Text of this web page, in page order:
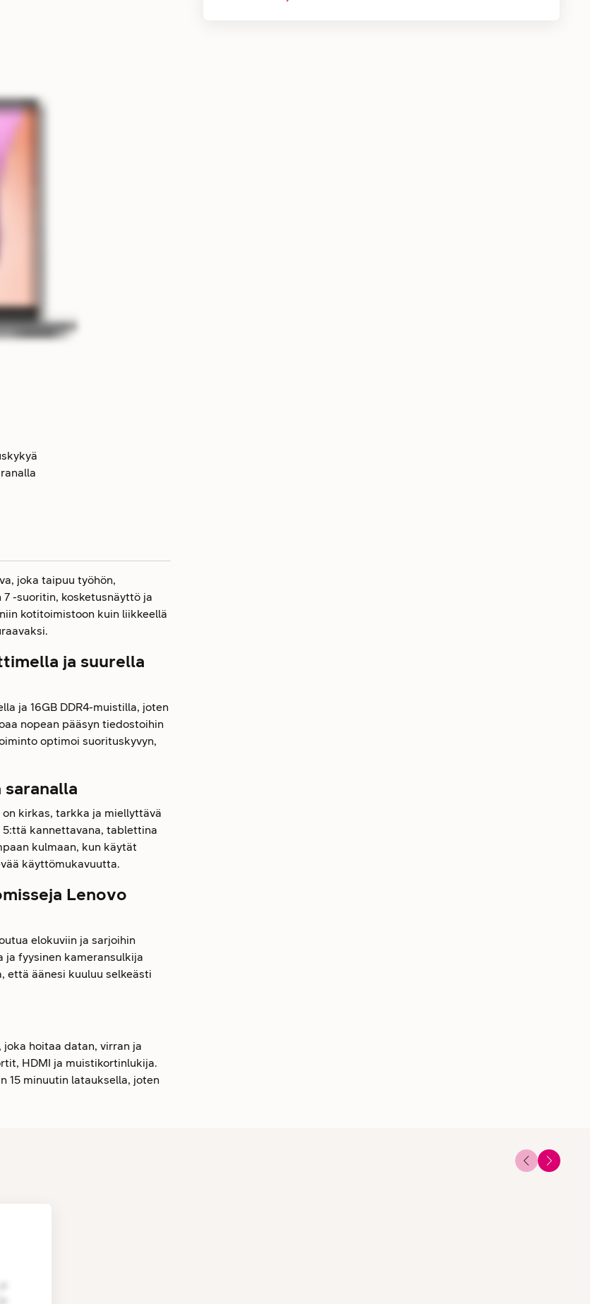
joka taipuu työhön,
-suoritin, kosketusnäyttö ja
kotitoimistoon kuin liikkeellä
ja suurella
ja 16GB DDR4-muistilla, joten
nopean pääsyn tiedostoihin
optimoi suorituskyvyn,
on kirkas, tarkka ja miellyttävä
kannettavana, tablettina
kulmaan, kun käytät
käyttömukavuutta.
Lenovo
elokuviin ja sarjoihin
ja fyysinen kameransulkija
että äänesi kuuluu selkeästi
joka hoitaa datan, virran ja
HDMI ja muistikortinlukija.
15 minuutin latauksella, joten